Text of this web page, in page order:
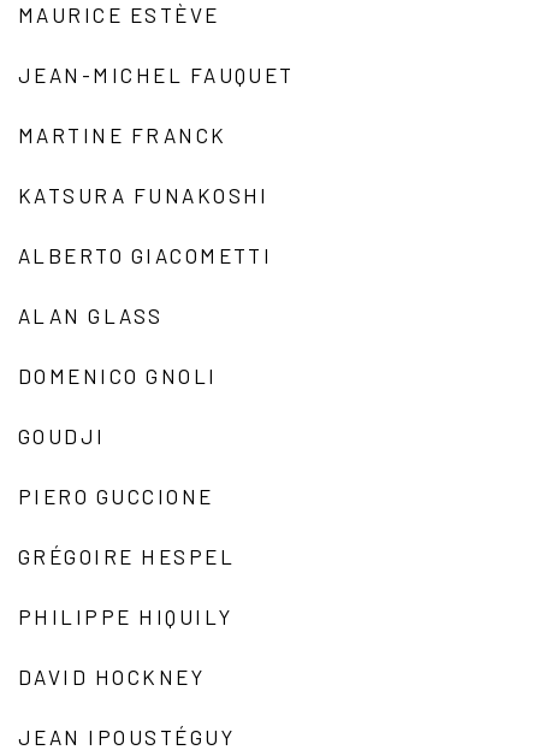
MAURICE ESTÈVE
JEAN-MICHEL FAUQUET
MARTINE FRANCK
KATSURA FUNAKOSHI
ALBERTO GIACOMETTI
ALAN GLASS
DOMENICO GNOLI
GOUDJI
PIERO GUCCIONE
GRÉGOIRE HESPEL
PHILIPPE HIQUILY
DAVID HOCKNEY
JEAN IPOUSTÉGUY